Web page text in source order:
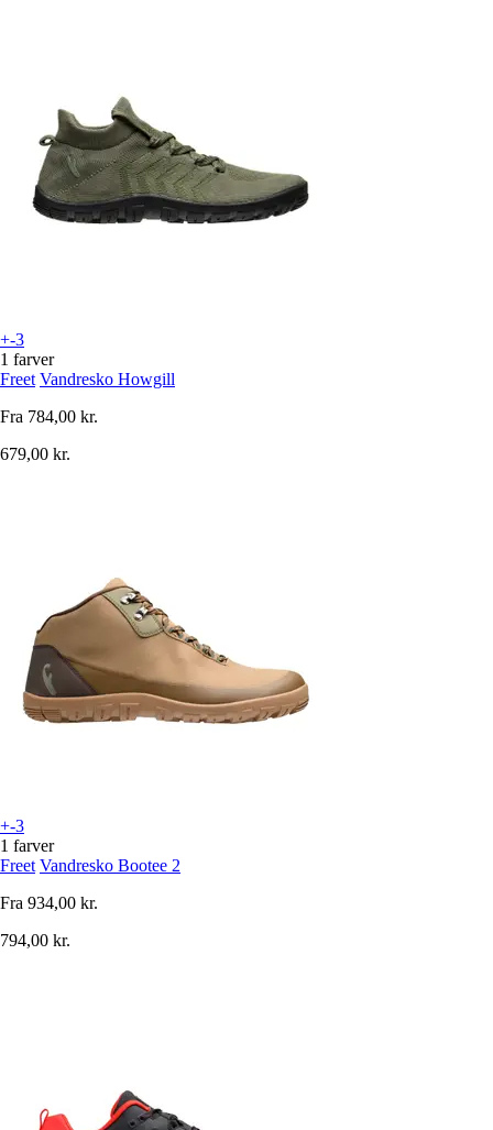
+-3
1 farver
Freet Vandresko Howgill
Fra 784,00 kr.
679,00 kr.
+-3
1 farver
Freet Vandresko Bootee 2
Fra 934,00 kr.
794,00 kr.